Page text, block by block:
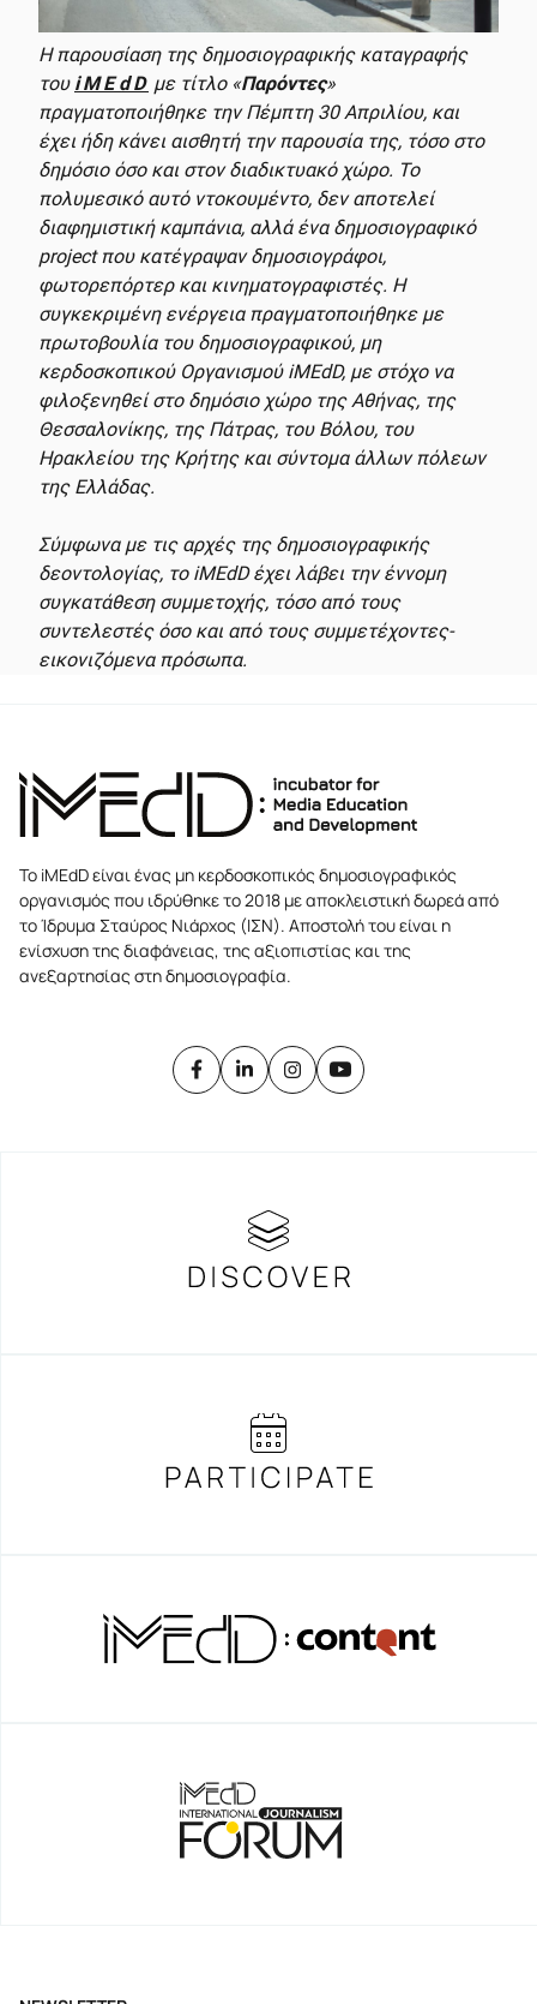
Η παρουσίαση της δημοσιογραφικής καταγραφής
του iMEdD με τίτλο «Παρόντες»
πραγματοποιήθηκε την Πέμπτη 30 Απριλίου, και
έχει ήδη κάνει αισθητή την παρουσία της, τόσο στο
δημόσιο όσο και στον διαδικτυακό χώρο. Το
πολυμεσικό αυτό ντοκουμέντο, δεν αποτελεί
διαφημιστική καμπάνια, αλλά ένα δημοσιογραφικό
project που κατέγραψαν δημοσιογράφοι,
φωτορεπόρτερ και κινηματογραφιστές. Η
συγκεκριμένη ενέργεια πραγματοποιήθηκε με
πρωτοβουλία του δημοσιογραφικού, μη
κερδοσκοπικού Οργανισμού iMEdD, με στόχο να
φιλοξενηθεί στο δημόσιο χώρο της Αθήνας, της
Θεσσαλονίκης, της Πάτρας, του Βόλου, του
Ηρακλείου της Κρήτης και σύντομα άλλων πόλεων
της Ελλάδας.
Σύμφωνα με τις αρχές της δημοσιογραφικής
δεοντολογίας, το iMEdD έχει λάβει την έννομη
συγκατάθεση συμμετοχής, τόσο από τους
συντελεστές όσο και από τους συμμετέχοντες-
εικονιζόμενα πρόσωπα.
Το iMEdD είναι ένας μη κερδοσκοπικός δημοσιογραφικός
οργανισμός που ιδρύθηκε το 2018 με αποκλειστική δωρεά από
το Ίδρυμα Σταύρος Νιάρχος (ΙΣΝ). Αποστολή του είναι η
ενίσχυση της διαφάνειας, της αξιοπιστίας και της
ανεξαρτησίας στη δημοσιογραφία.